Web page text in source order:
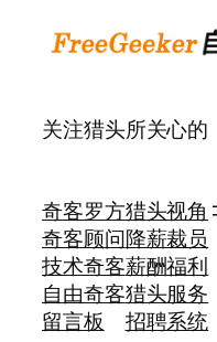
关注猎头所关心的
奇客罗方
奇客顾问
技术奇客
自由奇客
留言板
猎头视角
降薪裁员
薪酬福利
猎头服务
招聘系统